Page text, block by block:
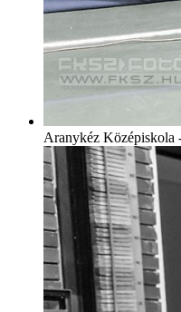
Aranykéz Középiskola